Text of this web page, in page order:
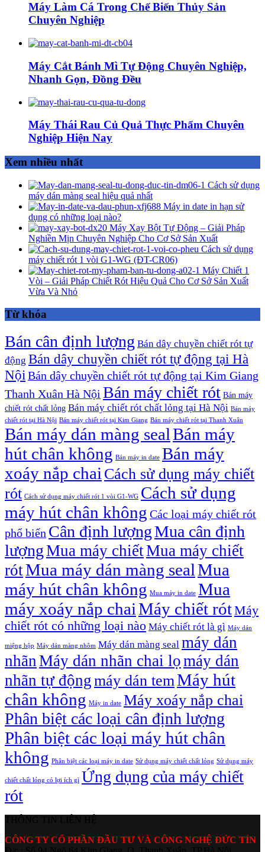
Máy Làm Cá Trong Chế Biến Thủy Sản
Chuyên Nghiệp
Máy Cắt Bánh Mì Tự Động Chuyên Nghiệp,
Nhanh Gọn, Đồng Đều
Máy Thái Rau Củ Quả Thực Phẩm Chuyên
Nghiệp Hiện Nay
Xem nhiều nhất
Cách sử dụng
máy dán màng seal hiệu quả nhất
Máy in date in hạn sử
dụng có những loại nào?
Máy Xay Bột Tự Động – Giải Pháp
Nghiền Mịn Chuyên Nghiệp Cho Cơ Sở Sản Xuất
Cách sử dụng
máy chiết rót 1 vòi G1-WG (ĐT-CR06)
Máy Chiết 1
Vòi – Giải Pháp Chiết Rót Hiệu Quả Cho Cơ Sở Sản Xuất
Vừa Và Nhỏ
Từ khóa
Bán cân định lượng Bán dây chuyền chiết rót tự
động Bán dây chuyền chiết rót tự động tại Hà
Nội Bán dây chuyền chiết rót tự động tại Kim Giang
Thanh Xuân Hà Nội Bán máy chiết rót Bán máy
chiết rót chất lỏng Bán máy chiết rót chất lỏng tại Hà Nội Bán máy
chiết rót tại Hà Nội Bán máy chiết rót tại Kim Giang Bán máy chiết rót tại Thanh Xuân
Bán máy dán màng sealBán máy
hút chân không Bán máy in date Bán máy
xoáy nắp chai Cách sử dụng máy chiết
rót Cách sử dụng máy chiết rót 1 vòi G1-WG Cách sử dụng
máy hút chân không Các loại máy chiết rót
phổ biến Cân định lượngMua cân định
lượngMua máy chiếtMua máy chiết
rótMua máy dán màng sealMua
máy hút chân không Mua máy in date Mua
máy xoáy nắp chaiMáy chiết rótMáy
chiết rót có những loại nào Máy chiết rót là gì Máy dán
miệng hộp Máy dán màng nhôm Máy dán màng seal máy dán
nhãnMáy dán nhãn chai lọmáy dán
nhãn tự độngmáy dán temMáy hút
chân không Máy in date Máy xoáy nắp chai
Phân biệt các loại cân định lượng
Phân biệt các loại máy hút chân
không Phân biệt các loại máy in date Sử dụng máy chiết chất lỏng Sử dụng máy
chiết chất lỏng có lợi ích gì Ứng dụng của máy chiết
rót
CÔNG TY CỔ PHẦN ĐẦU TƯ VÀ CÔNG NGHỆ ĐỨC TÍN